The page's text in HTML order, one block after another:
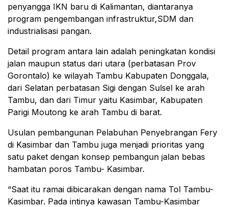
penyangga IKN baru di Kalimantan, diantaranya
program pengembangan infrastruktur,SDM dan
industrialisasi pangan.
Detail program antara lain adalah peningkatan kondisi
jalan maupun status dari utara (perbatasan Prov
Gorontalo) ke wilayah Tambu Kabupaten Donggala,
dari Selatan perbatasan Sigi dengan Sulsel ke arah
Tambu, dan dari Timur yaitu Kasimbar, Kabupaten
Parigi Moutong ke arah Tambu di barat.
Usulan pembangunan Pelabuhan Penyebrangan Fery
di Kasimbar dan Tambu juga menjadi prioritas yang
satu paket dengan konsep pembangun jalan bebas
hambatan poros Tambu- Kasimbar.
“Saat itu ramai dibicarakan dengan nama Tol Tambu-
Kasimbar. Pada intinya kawasan Tambu-Kasimbar